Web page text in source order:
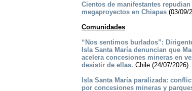
Cientos de manifestantes repudian
megaproyectos en Chiapas(03/09/
Comunidades
“Nos sentimos burlados”:
Isla Santa María denuncian que
acelera concesiones mineras en
desistir de ellas. Chile (24/07/2026)
Isla Santa María paralizada:
por concesiones mineras y